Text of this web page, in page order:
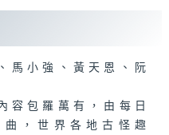
馬小強、黃天恩、阮
容包羅萬有，由每日
，世界各地古怪趣